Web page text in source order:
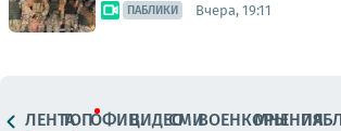
ПАБЛИКИ Вчера, 19:11
ЛЕНТАТОПОФИЦ.ВИДЕОСМИВОЕНКОРЫМНЕНИЯ